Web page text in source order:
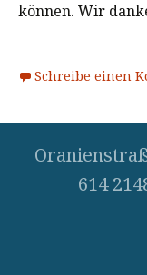
können. Wir
Schreibe einen
614